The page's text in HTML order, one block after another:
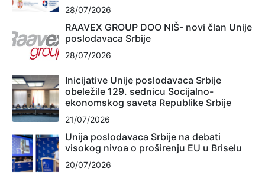
28/07/2026
RAAVEX GROUP DOO NIŠ- novi član Unije
poslodavaca Srbije
28/07/2026
Inicijative Unije poslodavaca Srbije
obeležile 129. sednicu Socijalno-
ekonomskog saveta Republike Srbije
21/07/2026
Unija poslodavaca Srbije na debati
visokog nivoa o proširenju EU u Briselu
20/07/2026